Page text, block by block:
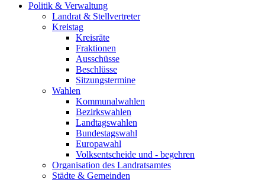
Politik & Verwaltung
Landrat & Stellvertreter
Kreistag
Kreisräte
Fraktionen
Ausschüsse
Beschlüsse
Sitzungstermine
Wahlen
Kommunalwahlen
Bezirkswahlen
Landtagswahlen
Bundestagswahl
Europawahl
Volksentscheide und - begehren
Organisation des Landratsamtes
Städte & Gemeinden